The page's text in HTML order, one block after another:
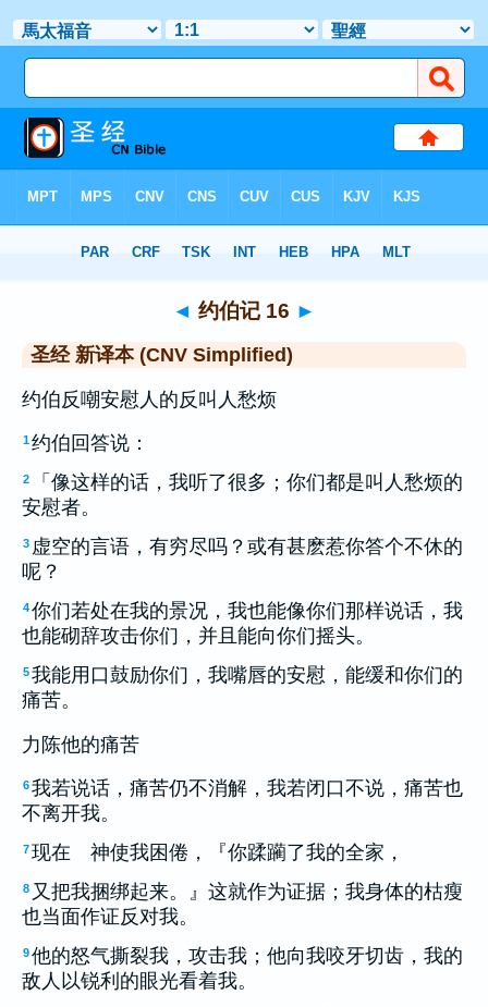
> 约伯记 16
◄ 约伯记 16 ►
圣经 新译本 (CNV Simplified)
约伯反嘲安慰人的反叫人愁烦
1约伯回答说：
2
「像这样的话，我听了很多；你们都是叫人愁烦的
安慰者。
3 虚空的言语，有穷尽吗？或有甚麽惹你答个不休的
呢？
4你们若处在我的景况，我也能像你们那样说话，我
也能砌辞攻击你们，并且能向你们摇头。
5我能用口鼓励你们，我嘴唇的安慰，能缓和你们的
痛苦。
力陈他的痛苦
6我若说话，痛苦仍不消解，我若闭口不说，痛苦也
不离开我。
7现在 神使我困倦，『你蹂躏了我的全家，
8 又把我捆绑起来。』这就作为证据；我身体的枯瘦
也当面作证反对我。
9他的怒气撕裂我，攻击我；他向我咬牙切齿，我的
敌人以锐利的眼光看着我。